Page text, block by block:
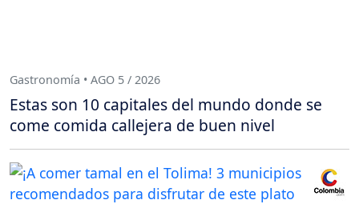
Gastronomía • AGO 5 / 2026
Estas son 10 capitales del mundo donde se
come comida callejera de buen nivel